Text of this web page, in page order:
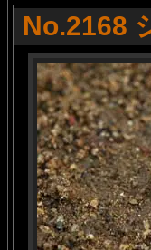
No.2168